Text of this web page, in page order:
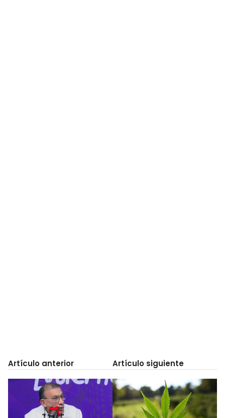
Artículo anterior Artículo siguiente